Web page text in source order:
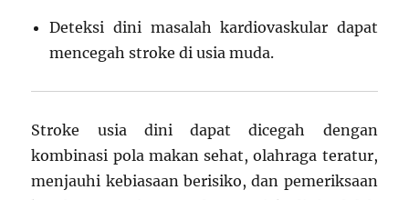
Deteksi dini masalah kardiovaskular dapat
mencegah stroke di usia muda.
Stroke usia dini dapat dicegah dengan
kombinasi pola makan sehat, olahraga teratur,
menjauhi kebiasaan berisiko, dan pemeriksaan